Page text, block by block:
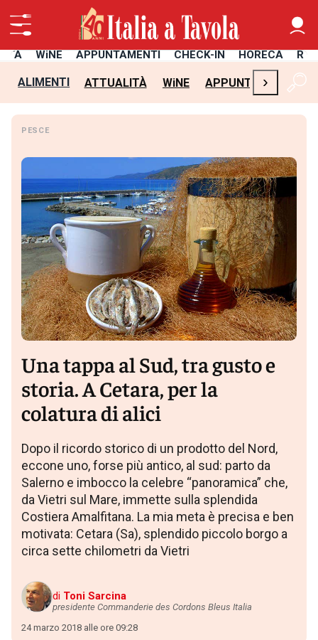
WiNE APPUNTAMENTI CHECK-IN HORECA
ALIMENTI ATTUALITÀ WiNE APPUNTAMENTI
›
PESCE
Una tappa al Sud, tra gusto e
storia. A Cetara, per la
colatura di alici
Dopo il ricordo storico di un prodotto del Nord,
eccone uno, forse più antico, al sud: parto da
Salerno e imbocco la celebre “panoramica” che,
da Vietri sul Mare, immette sulla splendida
Costiera Amalfitana. La mia meta è precisa e ben
motivata: Cetara (Sa), splendido piccolo borgo a
circa sette chilometri da Vietri
di Toni Sarcina
presidente Commanderie des Cordons Bleus Italia
24 marzo 2018 alle ore 09:28